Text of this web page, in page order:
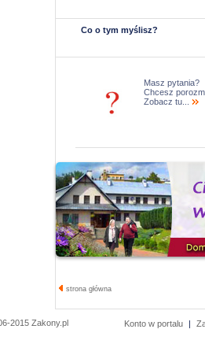
Co o tym myślisz?
Masz pytania?
Chcesz
Zobacz tu...
strona główna
2015 Zakony.pl Konto w portalu |